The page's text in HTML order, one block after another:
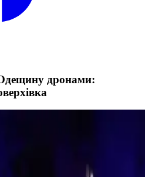
дронами: